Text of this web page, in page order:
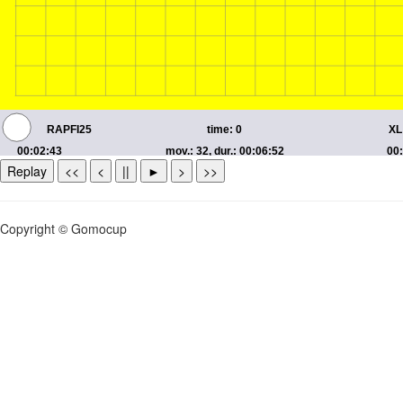
Replay << < || ► > >>
Copyright © Gomocup